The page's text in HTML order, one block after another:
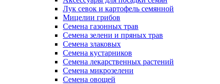
Лук севок и картофель семянной
Мицелии грибов
Семена газонных трав
Семена зелени и пряных трав
Семена злаковых
Семена кустарников
Семена лекарственных растений
Семена микрозелени
Семена овощей